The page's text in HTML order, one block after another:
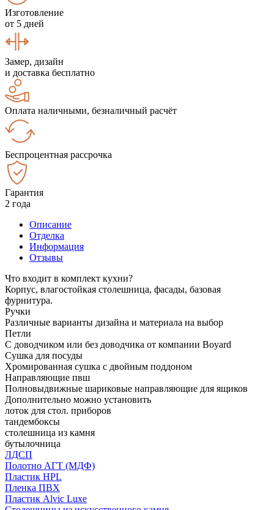
Изготовление
от 5 дней
Замер, дизайн
и доставка бесплатно
Оплата наличными, безналичный расчёт
Беспроцентная рассрочка
Гарантия
2 года
Описание
Отделка
Информация
Отзывы
Что входит в комплект кухни?
Корпус, влагостойкая столешница, фасады, базовая
фурнитура.
Ручки
Различные варианты дизайна и материала на выбор
Петли
С доводчиком или без доводчика от компании Boyard
Сушка для посуды
Хромированная сушка с двойным поддоном
Направляющие пвш
Полновыдвижные шариковые направляющие для ящиков
Дополнительно можно установить
лоток для стол. приборов
тандембоксы
столешница из камня
бутылочница
ЛДСП
Полотно АГТ (МДФ)
Пластик HPL
Пленка ПВХ
Пластик Alvic Luxe